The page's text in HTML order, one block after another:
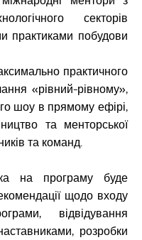
секторів
практиками побудови
практичного
«рівний-рівному»,
шоу в прямому ефірі,
та менторської
та команд.
на програму буде
щодо входу
відвідування
розробки